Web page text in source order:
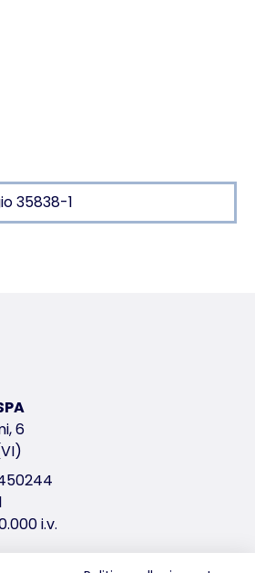
35838-1
numero unico del
35838-1
6
i.v.